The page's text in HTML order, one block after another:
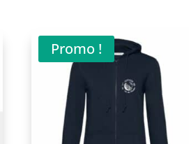
était :
10,00€.
est :
7,50€.
Promo !